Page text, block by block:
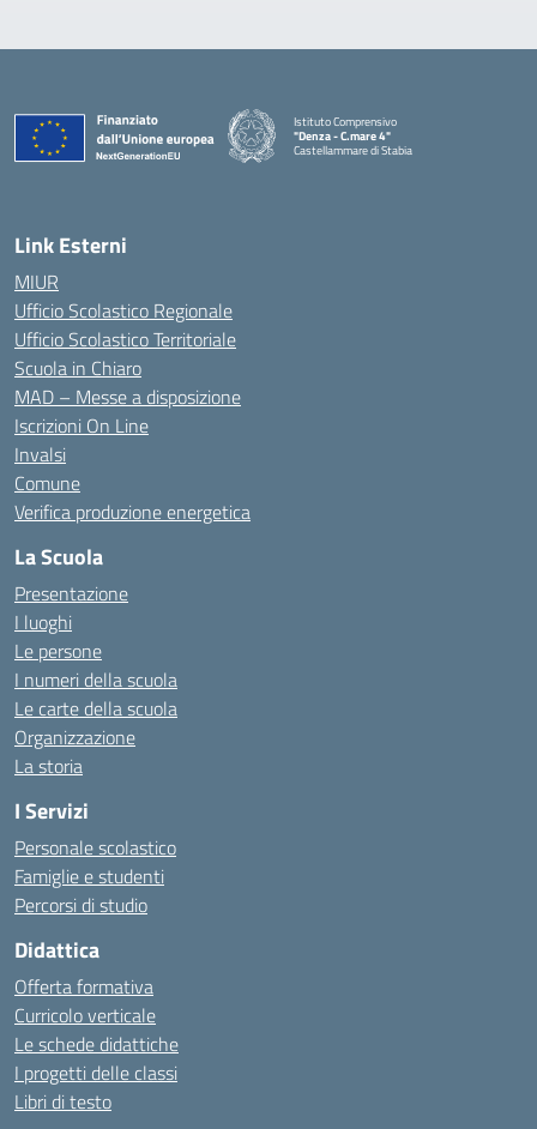
Istituto Comprensivo
"Denza - C.mare 4"
Castellammare di Stabia
Link Esterni
MIUR
Ufficio Scolastico Regionale
Ufficio Scolastico Territoriale
Scuola in Chiaro
MAD – Messe a disposizione
Iscrizioni On Line
Invalsi
Comune
Verifica produzione energetica
La Scuola
Presentazione
I luoghi
Le persone
I numeri della scuola
Le carte della scuola
Organizzazione
La storia
I Servizi
Personale scolastico
Famiglie e studenti
Percorsi di studio
Didattica
Offerta formativa
Curricolo verticale
Le schede didattiche
I progetti delle classi
Libri di testo